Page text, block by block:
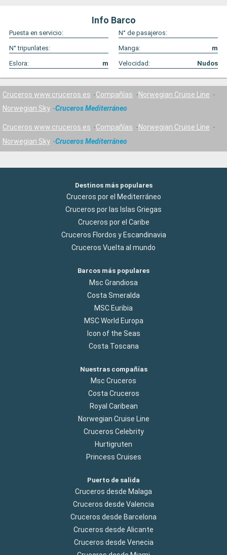
Info Barco
Puesta en servicio:
N° de pasajeros:
N° tripunlates:
Manga:
m
Eslora:
m Velocidad: Nudos
Cruceros www.cruceros.es Compañías
Norwegian Cruise Line
Norwegian Sky
Cruceros Mediterráneo
Cruceros www.cruceros.es Compañías
Norwegian Cruise Line
Norwegian Sky
Cruceros Mediterráneo
Destinos más populares
Cruceros por el Mediterráneo
Cruceros por las Islas Griegas
Cruceros por el Caribe
Cruceros Flordos y Escandinavia
Cruceros Vuelta al mundo
Barcos más populares
Msc Grandiosa
Costa Smeralda
MSC Euribia
MSC World Europa
Icon of the Seas
Costa Toscana
Nuestras compañías
Msc Cruceros
Costa Cruceros
Royal Caribean
Norwegian Cruise Line
Cruceros Celebrity
Hurtigruten
Princess Cruises
Puerto de salida
Cruceros desde Malaga
Cruceros desde Valencia
Cruceros desde Barcelona
Cruceros desde Alicante
Cruceros desde Venecia